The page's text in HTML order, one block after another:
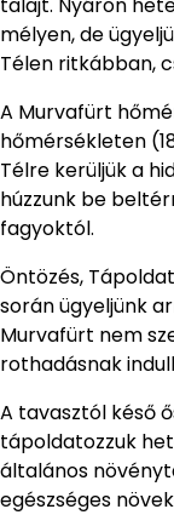
mélyen, de
Télen ritkábban,
A Murvafürt
hőmérsékleten
Télre kerüljük a
húzzunk be
fagyoktól.
Öntözés,
során ügyeljünk
Murvafürt nem
rothadásnak
A tavasztól késő
tápoldatozzuk
általános
egészséges